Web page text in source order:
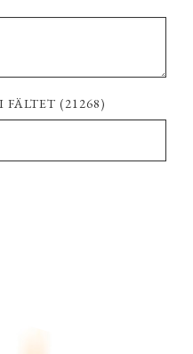
FÄLTET (21268)